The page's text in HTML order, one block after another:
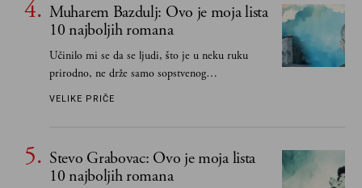
poznavale
Muharem Bazdulj: Ovo je moja lista
10 najboljih romana
Učinilo mi se da se ljudi, što je u neku ruku
prirodno, ne drže samo sopstvenog
senzibiliteta... Pokušao sam (biće, samo
VELIKE PRIČE
Stevo Grabovac: Ovo je moja lista
10 najboljih romana